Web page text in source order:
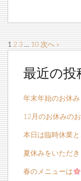
123 … 10 次へ »
最近の投
年末年始のお休み
12月のお休みの
本日は臨時休業
夏休みをいただ
春のメニューは